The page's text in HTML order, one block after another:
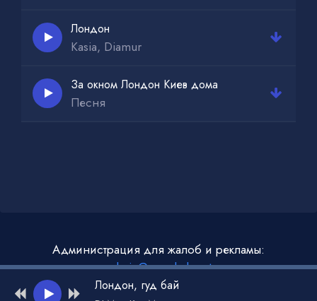
Лондон
Kasia, Diamur
За окном Лондон Киев дома
Песня
Администрация для жалоб и рекламы:
admin@muzdark.net
Лондон, гуд бай